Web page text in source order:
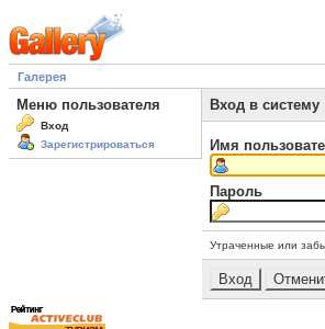
Галерея
Меню пользователя
Вход
Зарегистрироваться
Вход в систему
Имя
Пароль
Утраченные или